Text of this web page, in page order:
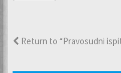
Return to “Pravosudni